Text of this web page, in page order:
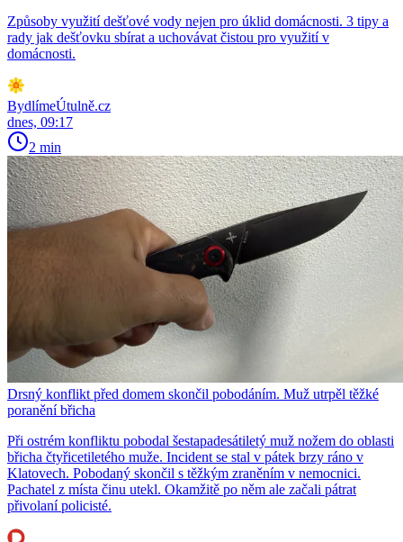
Způsoby využití dešťové vody nejen pro úklid domácnosti. 3 tipy a
rady jak dešťovku sbírat a uchovávat čistou pro využití v
domácnosti.
BydlímeÚtulně.cz
dnes, 09:17
2 min
Drsný konflikt před domem skončil pobodáním. Muž utrpěl těžké
poranění břicha
Při ostrém konfliktu pobodal šestapadesátiletý muž nožem do oblasti
břicha čtyřicetiletého muže. Incident se stal v pátek brzy ráno v
Klatovech. Pobodaný skončil s těžkým zraněním v nemocnici.
Pachatel z místa činu utekl. Okamžitě po něm ale začali pátrat
přivolaní policisté.